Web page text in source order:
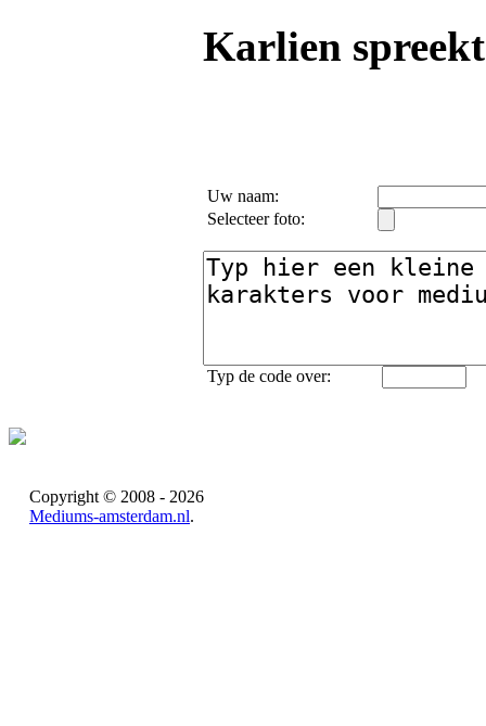
Karlien
Uw naam:
Selecteer foto:
Typ de code over:
Copyright © 2008 - 2026
Mediums-amsterdam.nl.